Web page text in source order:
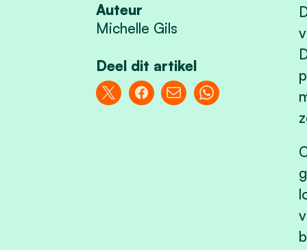
Auteur
Michelle Gils
Deel dit artikel